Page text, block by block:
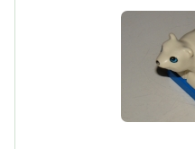
Mit Email